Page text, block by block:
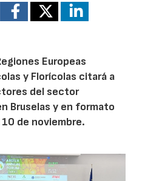
Europeas
y Florícolas citará a
del sector
Bruselas y en formato
de noviembre.